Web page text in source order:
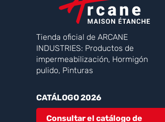
Tienda oficial de ARCANE
INDUSTRIES: Productos de
impermeabilización, Hormigón
pulido, Pinturas
CATÁLOGO 2026
Consultar el catálogo de